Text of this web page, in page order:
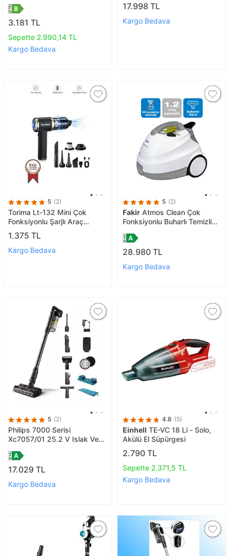
3.181 TL
Sepette 2.990,14 TL
Kargo Bedava
17.998 TL
Kargo Bedava
5 (2)
Torima Lt-132 Mini Çok
Fonksiyonlu Şarjlı Araç
Süpürgesi El Süpürgesi
1.375 TL
Kargo Bedava
5 (2)
Fakir Atmos Clean Çok
Fonksiyonlu Buharlı Temizlik
28.980 TL
Kargo Bedava
5 (2)
Philips 7000 Serisi
Xc7057/01 25.2 V Islak Ve
17.029 TL
Kargo Bedava
4.8 (5)
Einhell TE-VC 18 Li - Solo,
Akülü El Süpürgesi
2.790 TL
Sepette 2.371,5 TL
Kargo Bedava